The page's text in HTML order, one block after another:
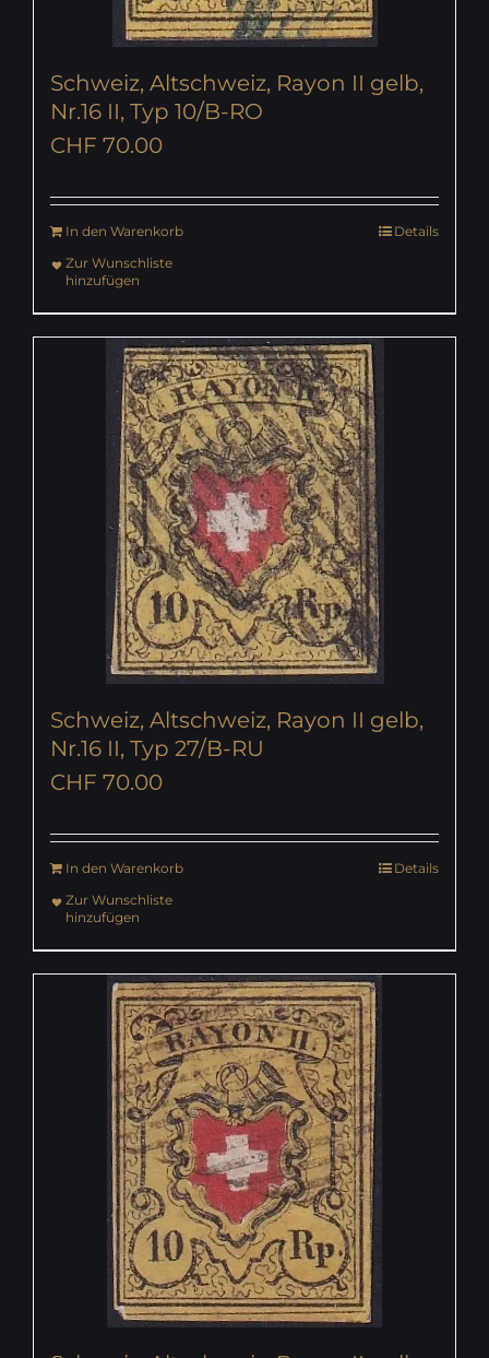
Schweiz, Altschweiz, Rayon II gelb,
Nr.16 II, Typ 10/B-RO
CHF 70.00
In den Warenkorb
Details
Zur Wunschliste
hinzufügen
Schweiz, Altschweiz, Rayon II gelb,
Nr.16 II, Typ 27/B-RU
CHF 70.00
In den Warenkorb
Details
Zur Wunschliste
hinzufügen